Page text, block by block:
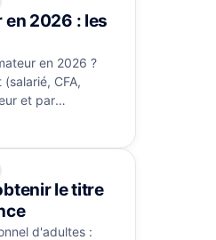
en 2026 : les
en 2026 ?
CFA,
et par
pour progresser.
le titre
d'adultes :